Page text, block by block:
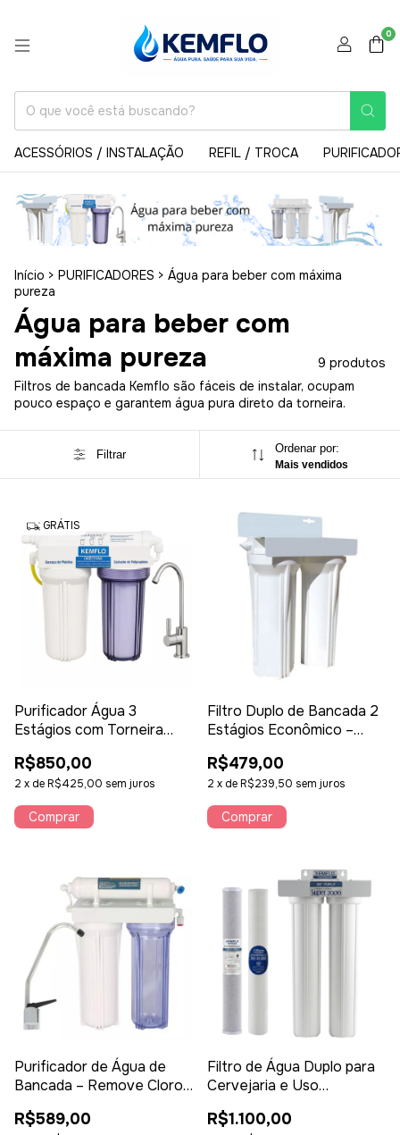
0
ACESSÓRIOS / INSTALAÇÃO REFIL / TROCA
Início > PURIFICADORES > Água para beber com máxima
pureza
Água para beber com
máxima pureza
9 produtos
Filtros de bancada Kemflo são fáceis de instalar, ocupam
pouco espaço e garantem água pura direto da torneira.
Filtrar Ordenar por:
Mais vendidos
GRÁTIS
Purificador Água 3
Estágios com Torneira
R$850,00
2 x deR$425,00 sem juros
Filtro Duplo de Bancada 2
Estágios Econômico –
Eficiente e Preço Baixo
R$479,00
2 x deR$239,50 sem juros
Comprar
Purificador de Água de
Bancada – Remove Cloro,
R$589,00
Filtro de Água Duplo para
Cervejaria e Uso
Filtragem Profissional
R$1.100,00